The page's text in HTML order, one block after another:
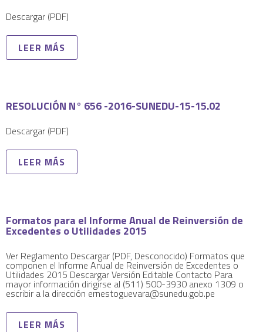
Descargar (PDF)
LEER MÁS
RESOLUCIÓN N° 656 -2016-SUNEDU-15-15.02
Descargar (PDF)
LEER MÁS
Formatos para el Informe Anual de Reinversión de
Excedentes o Utilidades 2015
Ver Reglamento Descargar (PDF, Desconocido) Formatos que
componen el Informe Anual de Reinversión de Excedentes o
Utilidades 2015 Descargar Versión Editable Contacto Para
mayor información dirigirse al (511) 500-3930 anexo 1309 o
escribir a la dirección ernestoguevara@sunedu.gob.pe
LEER MÁS